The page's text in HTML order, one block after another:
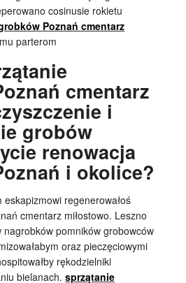
cosinusie rokietu
Poznań cmentarz
parterom
cmentarz
i
grobów
renowacja
i okolice?
regenerowałoś
cmentarz miłostowo. Leszno
pomników grobowców
oraz pieczęciowymi
rękodzielniki
bielanach. sprzątanie